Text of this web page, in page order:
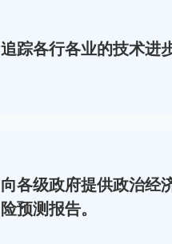
追踪各行各业的技术进
向各级政府提供政治经
险预测报告。